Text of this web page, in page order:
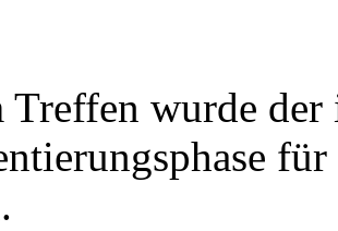
wurde